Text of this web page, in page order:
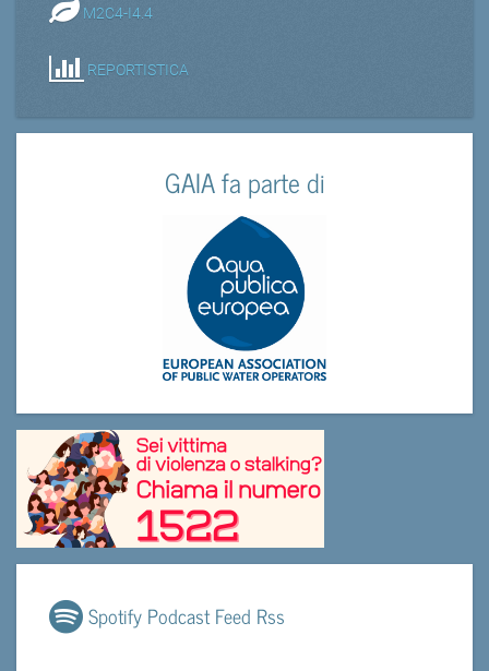
M2C4-I4.4
REPORTISTICA
GAIA fa parte di
Spotify Podcast Feed Rss